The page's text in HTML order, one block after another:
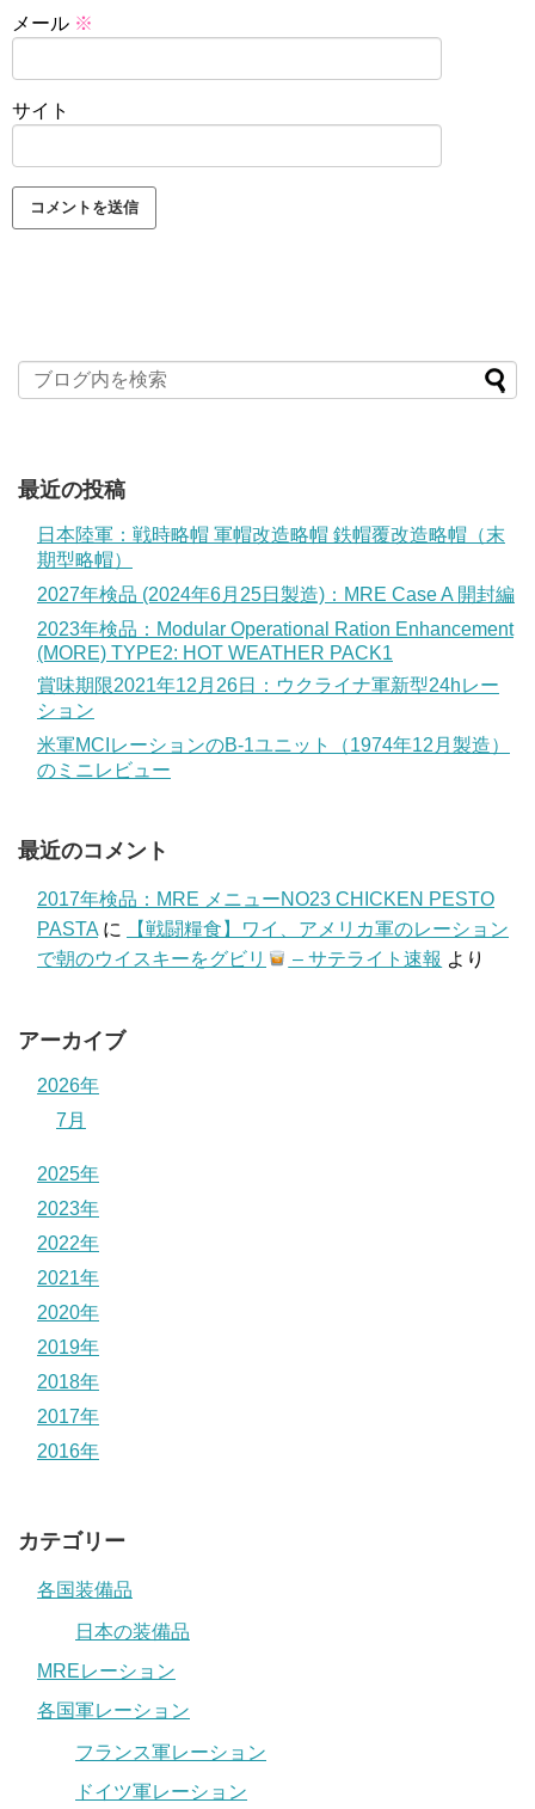
メール ※
サイト
最近の投稿
日本陸軍：戦時略帽 軍帽改造略帽 鉄帽覆改造略帽（末
期型略帽）
2027年検品 (2024年6月25日製造)：MRE Case A 開封編
2023年検品：Modular Operational Ration Enhancement
(MORE) TYPE2: HOT WEATHER PACK1
賞味期限2021年12月26日：ウクライナ軍新型24hレー
ション
米軍MCIレーションのB-1ユニット（1974年12月製造）
のミニレビュー
最近のコメント
2017年検品：MRE メニューNO23 CHICKEN PESTO
PASTA に
【戦闘糧食】ワイ、アメリカ軍のレーション
で朝のウイスキーをグビリ
– サテライト速報 より
アーカイブ
2026年
7月
2025年
2023年
2022年
2021年
2020年
2019年
2018年
2017年
2016年
カテゴリー
各国装備品
日本の装備品
MREレーション
各国軍レーション
フランス軍レーション
ドイツ軍レーション